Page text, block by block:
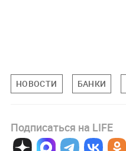
НОВОСТИ БАНКИ
Подписаться на LIFE